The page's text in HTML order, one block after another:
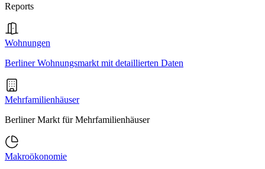
Reports
Wohnungen
Berliner Wohnungsmarkt mit detaillierten Daten
Mehrfamilienhäuser
Berliner Markt für Mehrfamilienhäuser
Makroökonomie